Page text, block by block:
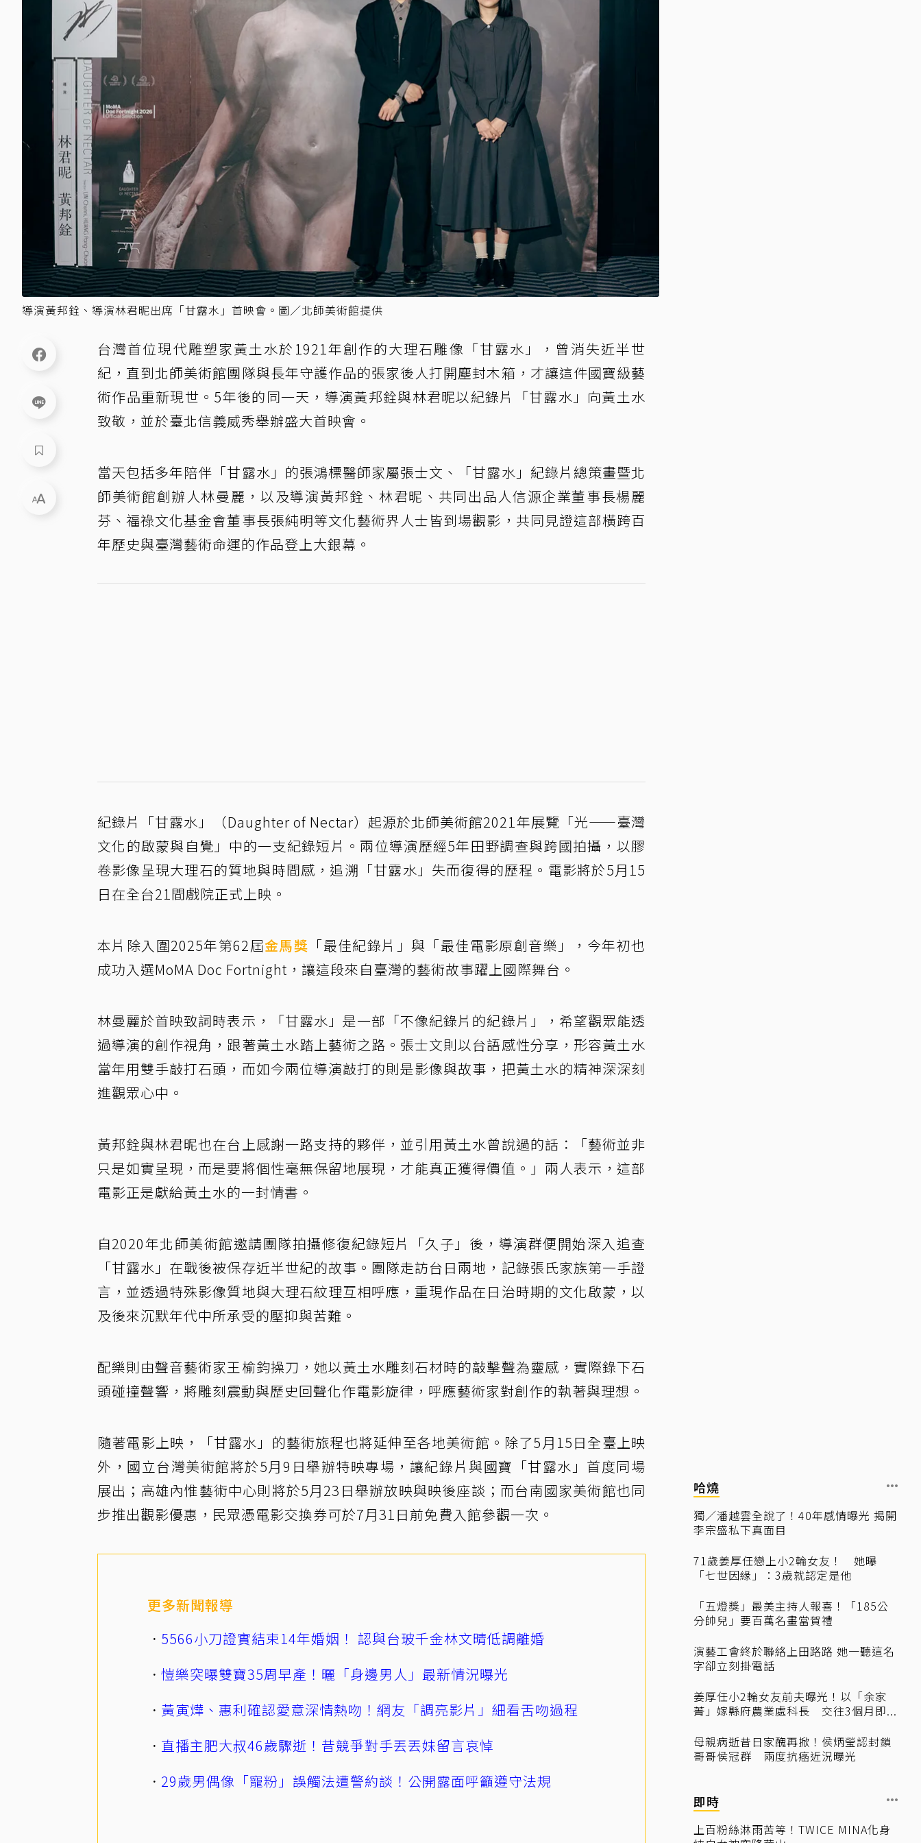
導演黃邦銓、導演林君昵出席「甘露水」首映會。圖／北師美術館提供
台灣首位現代雕塑家黃土水於1921年創作的大理石雕像「甘露水」，曾消失近半世
紀，直到北師美術館團隊與長年守護作品的張家後人打開塵封木箱，才讓這件國寶級藝
術作品重新現世。5年後的同一天，導演黃邦銓與林君昵以紀錄片「甘露水」向黃土水
致敬，並於臺北信義威秀舉辦盛大首映會。
當天包括多年陪伴「甘露水」的張鴻標醫師家屬張士文、「甘露水」紀錄片總策畫暨北
師美術館創辦人林曼麗，以及導演黃邦銓、林君昵、共同出品人信源企業董事長楊麗
芬、福祿文化基金會董事長張純明等文化藝術界人士皆到場觀影，共同見證這部橫跨百
年歷史與臺灣藝術命運的作品登上大銀幕。
紀錄片「甘露水」（Daughter of Nectar）起源於北師美術館2021年展覽「光——臺灣
文化的啟蒙與自覺」中的一支紀錄短片。兩位導演歷經5年田野調查與跨國拍攝，以膠
卷影像呈現大理石的質地與時間感，追溯「甘露水」失而復得的歷程。電影將於5月15
日在全台21間戲院正式上映。
本片除入圍2025年第62屆金馬獎 「最佳紀錄片」與「最佳電影原創音樂」，今年初也
成功入選MoMA Doc Fortnight，讓這段來自臺灣的藝術故事躍上國際舞台。
林曼麗於首映致詞時表示，「甘露水」是一部「不像紀錄片的紀錄片」，希望觀眾能透
過導演的創作視角，跟著黃土水踏上藝術之路。張士文則以台語感性分享，形容黃土水
當年用雙手敲打石頭，而如今兩位導演敲打的則是影像與故事，把黃土水的精神深深刻
進觀眾心中。
黃邦銓與林君昵也在台上感謝一路支持的夥伴，並引用黃土水曾說過的話：「藝術並非
只是如實呈現，而是要將個性毫無保留地展現，才能真正獲得價值。」兩人表示，這部
電影正是獻給黃土水的一封情書。
自2020年北師美術館邀請團隊拍攝修復紀錄短片「久子」後，導演群便開始深入追查
「甘露水」在戰後被保存近半世紀的故事。團隊走訪台日兩地，記錄張氏家族第一手證
言，並透過特殊影像質地與大理石紋理互相呼應，重現作品在日治時期的文化啟蒙，以
及後來沉默年代中所承受的壓抑與苦難。
配樂則由聲音藝術家王榆鈞操刀，她以黃土水雕刻石材時的敲擊聲為靈感，實際錄下石
頭碰撞聲響，將雕刻震動與歷史回聲化作電影旋律，呼應藝術家對創作的執著與理想。
隨著電影上映，「甘露水」的藝術旅程也將延伸至各地美術館。除了5月15日全臺上映
外，國立台灣美術館將於5月9日舉辦特映專場，讓紀錄片與國寶「甘露水」首度同場
展出；高雄內惟藝術中心則將於5月23日舉辦放映與映後座談；而台南國家美術館也同
步推出觀影優惠，民眾憑電影交換券可於7月31日前免費入館參觀一次。
更多新聞報導
5566小刀證實結束14年婚姻！ 認與台玻千金林文晴低調離婚
愷樂突曝雙寶35周早產！曬「身邊男人」最新情況曝光
黃寅燁、惠利確認愛意深情熱吻！網友「調亮影片」細看舌吻過程
直播主肥大叔46歲驟逝！昔競爭對手丟丟妹留言哀悼
29歲男偶像「寵粉」誤觸法遭警約談！公開露面呼籲遵守法規
哈燒
獨／潘越雲全說了！40年感情曝光 揭開
李宗盛私下真面目
71歲姜厚任戀上小2輪女友！ 她曝
「七世因緣」：3歲就認定是他
「五燈獎」最美主持人報喜！「185公
分帥兒」要百萬名畫當賀禮
演藝工會終於聯絡上田路路 她一聽這名
字卻立刻掛電話
姜厚任小2輪女友前夫曝光！以「余家
菁」嫁縣府農業處科長 交往3個月即...
母親病逝昔日家醜再掀！侯炳瑩認封鎖
哥哥侯冠群 兩度抗癌近況曝光
即時
上百粉絲淋雨苦等！TWICE MINA化身